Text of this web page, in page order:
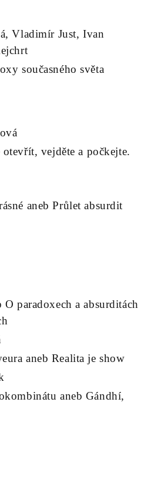
Vladimír Just, Ivan
současného světa
vejděte a počkejte.
aneb Průlet absurdit
paradoxech a absurditách
aneb Realita je show
aneb Gándhí,